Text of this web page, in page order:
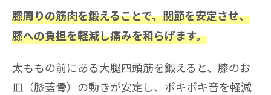
膝周りの筋肉を鍛えることで、関節を安定させ、
膝への負担を軽減し痛みを和らげます。
太ももの前にある大腿四頭筋を鍛えると、膝のお
皿（膝蓋骨）の動きが安定し、ポキポキ音を軽減